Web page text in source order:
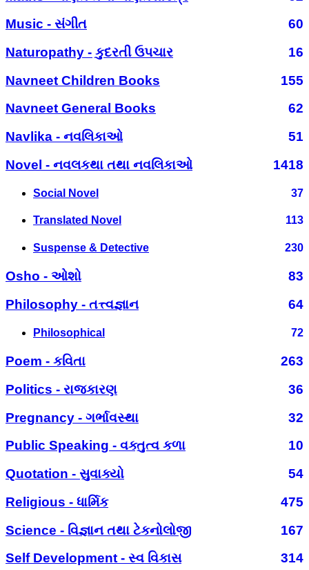
Music - સંગીત
60
Naturopathy - કુદરતી ઉપચાર
16
Navneet Children Books
155
Navneet General Books
62
Navlika - નવલિકાઓ
51
Novel - નવલકથા તથા નવલિકાઓ
1418
Social Novel 37
Translated Novel 113
Suspense & Detective 230
Osho - ઓશો
83
Philosophy - તત્ત્વજ્ઞાન
64
Philosophical 72
Poem - કવિતા
263
Politics - રાજકારણ
36
Pregnancy - ગર્ભાવસ્થા
32
Public Speaking - વક્તુત્વ કળા
10
Quotation - સુવાક્યો
54
Religious - ધાર્મિક
475
Science - વિજ્ઞાન તથા ટેકનોલોજી
167
Self Development - સ્વ વિકાસ
314